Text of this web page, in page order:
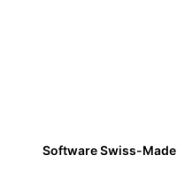
Software Swiss-Made